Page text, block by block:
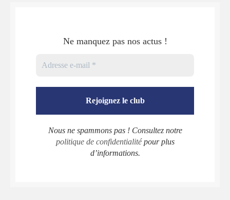
Ne manquez pas nos actus !
Nous ne spammons pas ! Consultez notre
politique de confidentialitépour plus
d’informations.